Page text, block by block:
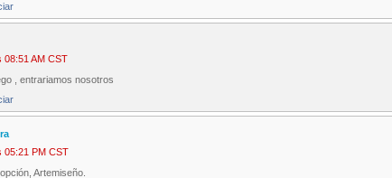
08:51 AM CST
, entrariamos nosotros
05:21 PM CST
Artemiseño.